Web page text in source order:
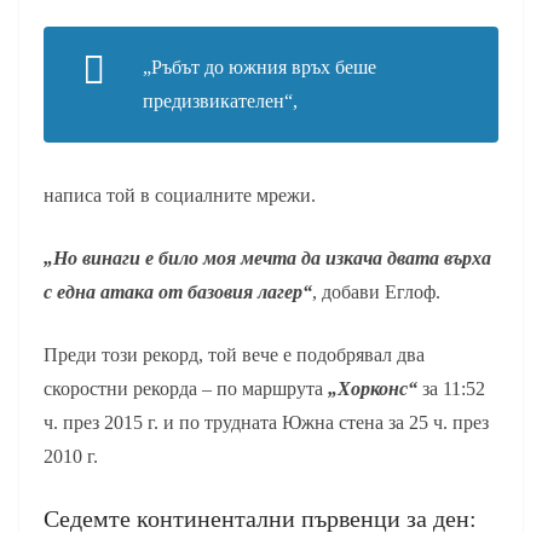
„Ръбът до южния връх беше
предизвикателен“,
написа той в социалните мрежи.
„Но винаги е било моя мечта да изкача двата върха
с една атака от базовия лагер“, добави Еглоф.
Преди този рекорд, той вече е подобрявал два
скоростни рекорда – по маршрута „Хорконс“ за 11:52
ч. през 2015 г. и по трудната Южна стена за 25 ч. през
2010 г.
Седемте континентални първенци за ден: